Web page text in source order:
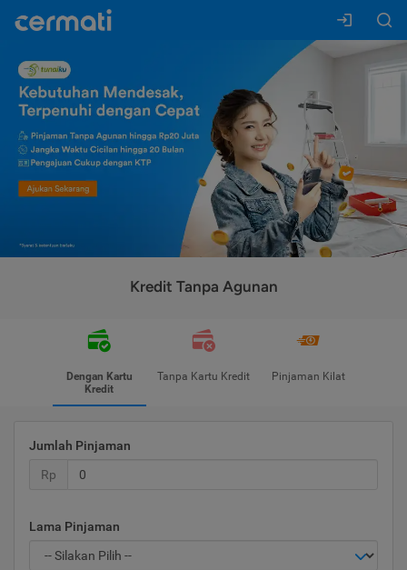
Kredit Tanpa Agunan
Dengan Kartu
Kredit
Tanpa Kartu Kredit Pinjaman Kilat
Jumlah Pinjaman
Rp
Lama Pinjaman